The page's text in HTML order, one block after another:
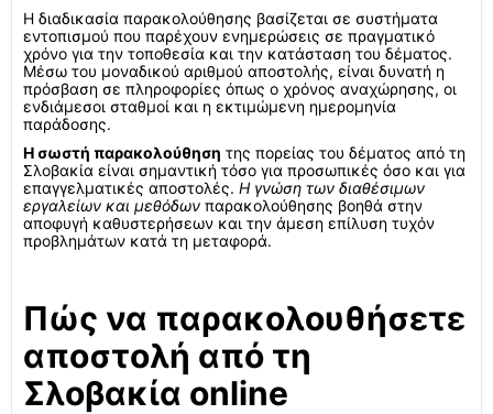
Η διαδικασία παρακολούθησης βασίζεται σε συστήματα
εντοπισμού που παρέχουν ενημερώσεις σε πραγματικό
χρόνο για την τοποθεσία και την κατάσταση του δέματος.
Μέσω του μοναδικού αριθμού αποστολής, είναι δυνατή η
πρόσβαση σε πληροφορίες όπως ο χρόνος αναχώρησης, οι
ενδιάμεσοι σταθμοί και η εκτιμώμενη ημερομηνία
παράδοσης.
Η σωστή παρακολούθηση της πορείας του δέματος από τη
Σλοβακία είναι σημαντική τόσο για προσωπικές όσο και για
επαγγελματικές αποστολές. Η γνώση των διαθέσιμων
εργαλείων και μεθόδων παρακολούθησης βοηθά στην
αποφυγή καθυστερήσεων και την άμεση επίλυση τυχόν
προβλημάτων κατά τη μεταφορά.
Πώς να παρακολουθήσετε
αποστολή από τη
Σλοβακία online